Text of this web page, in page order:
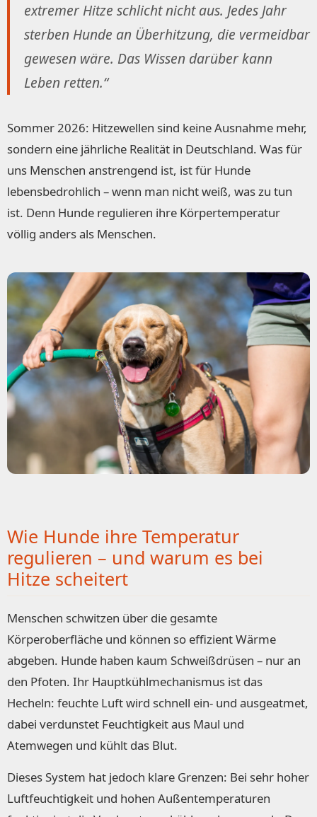
extremer Hitze schlicht nicht aus. Jedes Jahr
sterben Hunde an Überhitzung, die vermeidbar
gewesen wäre. Das Wissen darüber kann
Leben retten.“
Sommer 2026: Hitzewellen sind keine Ausnahme mehr,
sondern eine jährliche Realität in Deutschland. Was für
uns Menschen anstrengend ist, ist für Hunde
lebensbedrohlich – wenn man nicht weiß, was zu tun
ist. Denn Hunde regulieren ihre Körpertemperatur
völlig anders als Menschen.
Wie Hunde ihre Temperatur
regulieren – und warum es bei
Hitze scheitert
Menschen schwitzen über die gesamte
Körperoberfläche und können so effizient Wärme
abgeben. Hunde haben kaum Schweißdrüsen – nur an
den Pfoten. Ihr Hauptkühlmechanismus ist das
Hecheln: feuchte Luft wird schnell ein- und ausgeatmet,
dabei verdunstet Feuchtigkeit aus Maul und
Atemwegen und kühlt das Blut.
Dieses System hat jedoch klare Grenzen: Bei sehr hoher
Luftfeuchtigkeit und hohen Außentemperaturen